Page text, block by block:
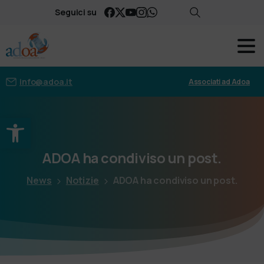
Apri la barra degli strumenti
Seguici su
info@adoa.it Associati ad Adoa
ADOA hacondivisoun post.
News Notizie ADOA ha condiviso un post.